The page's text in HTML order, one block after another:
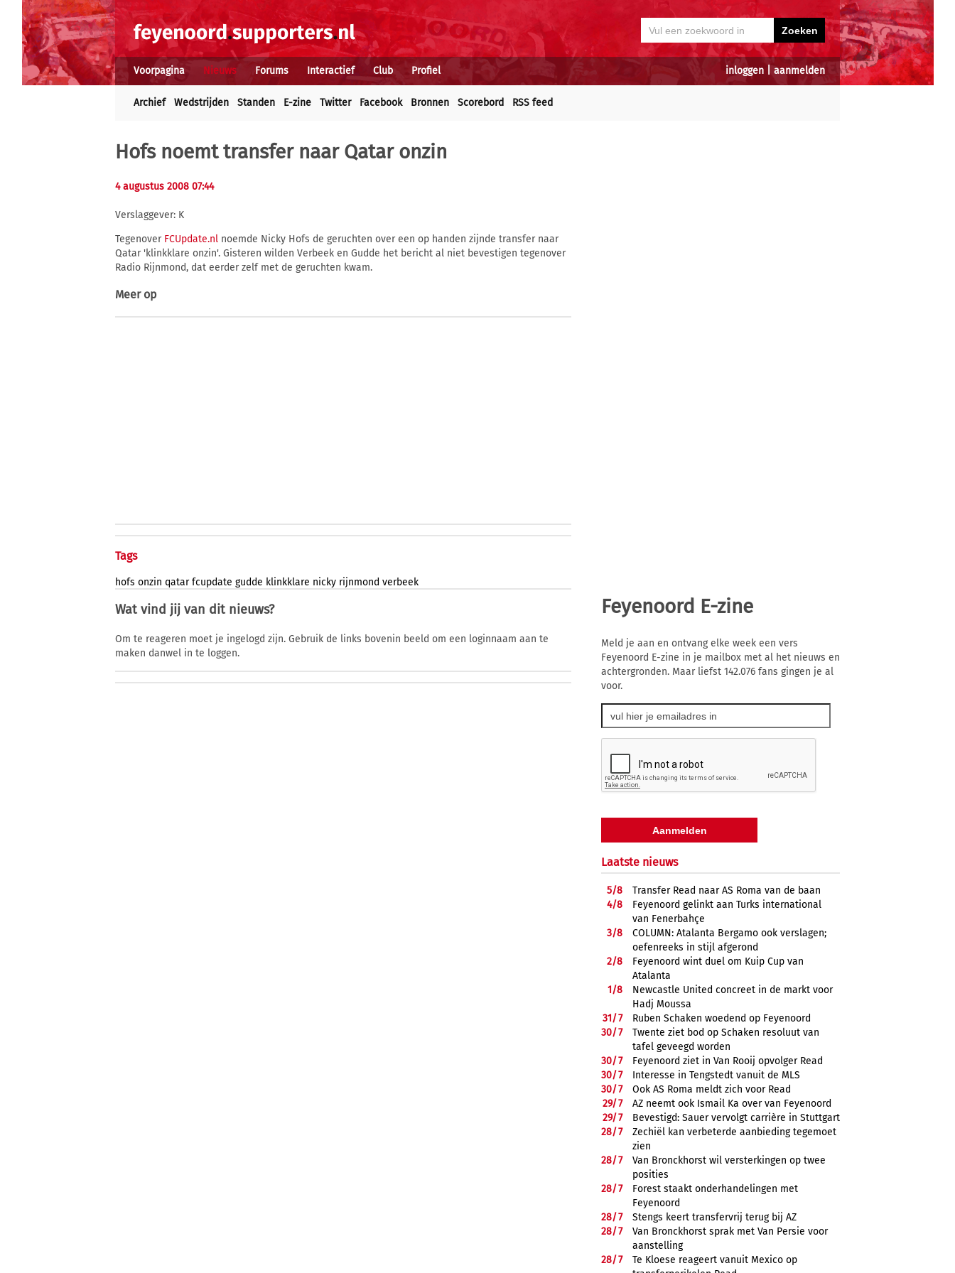
inloggen aanmelden
Voorpagina Nieuws Forums Interactief Club Profiel
Archief Wedstrijden Standen E-zine Twitter Facebook Bronnen Scorebord RSS feed
Hofs noemt transfer naar Qatar onzin
4 augustus 2008 07:44
Verslaggever: K
Tegenover FCUpdate.nl noemde Nicky Hofs de geruchten over een op handen zijnde transfer naar
Qatar 'klinkklare onzin'. Gisteren wilden Verbeek en Gudde het bericht al niet bevestigen tegenover
Radio Rijnmond, dat eerder zelf met de geruchten kwam.
Meer op
Tags
hofs onzin qatar fcupdate gudde klinkklare nicky rijnmond verbeek
Wat vind jij van dit nieuws?
Om te reageren moet je ingelogd zijn. Gebruik de links bovenin beeld om een loginnaam aan te
maken danwel in te loggen.
Feyenoord E-zine
Meld je aan en ontvang elke week een vers
Feyenoord E-zine in je mailbox met al het nieuws en
achtergronden. Maar liefst 142.076 fans gingen je al
voor.
Laatste nieuws
5/8
Transfer Read naar AS Roma van de baan
4/8
Feyenoord gelinkt aan Turks international
van Fenerbahçe
3/8
COLUMN: Atalanta Bergamo ook verslagen;
oefenreeks in stijl afgerond
2/8
Feyenoord wint duel om Kuip Cup van
Atalanta
1/8
Newcastle United concreet in de markt voor
Hadj Moussa
31/7
Ruben Schaken woedend op Feyenoord
30/7
Twente ziet bod op Schaken resoluut van
tafel geveegd worden
30/7
Feyenoord ziet in Van Rooij opvolger Read
30/7
Interesse in Tengstedt vanuit de MLS
30/7
Ook AS Roma meldt zich voor Read
29/7
AZ neemt ook Ismail Ka over van Feyenoord
29/7
Bevestigd: Sauer vervolgt carrière in Stuttgart
28/7
Zechiël kan verbeterde aanbieding tegemoet
zien
28/7
Van Bronckhorst wil versterkingen op twee
posities
28/7
Forest staakt onderhandelingen met
Feyenoord
28/7
Stengs keert transfervrij terug bij AZ
28/7
Van Bronckhorst sprak met Van Persie voor
aanstelling
28/7
Te Kloese reageert vanuit Mexico op